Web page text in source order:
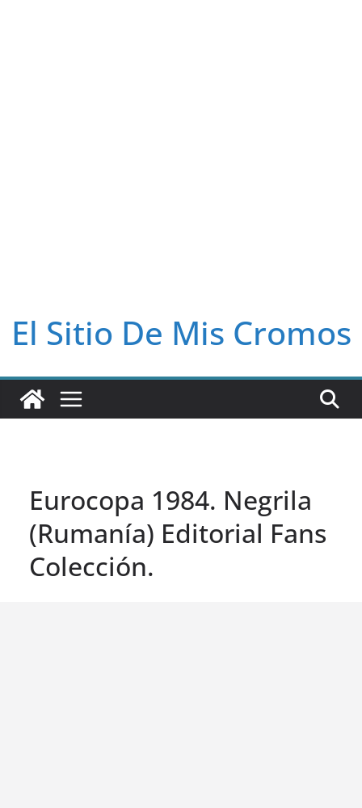
El Sitio De Mis Cromos
Eurocopa 1984. Negrila
(Rumanía) Editorial Fans
Colección.